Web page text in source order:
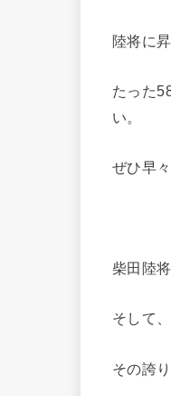
陸将に
たった
い。
ぜひ早
柴田陸
そして
その誇